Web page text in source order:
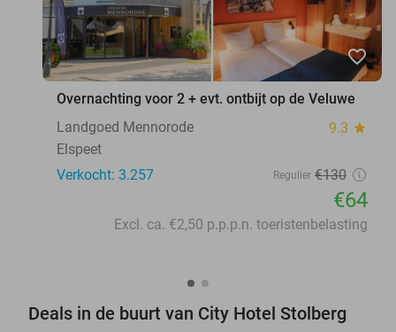
favorite_border
Overnachting voor 2 + evt. ontbijt op de Veluwe
Landgoed Mennorode
9.3 star
Elspeet
Verkocht: 3.257
Regulier €130
€64
Excl. ca. €2,50 p.p.p.n. toeristenbelasting
Deals in de buurt van City Hotel Stolberg